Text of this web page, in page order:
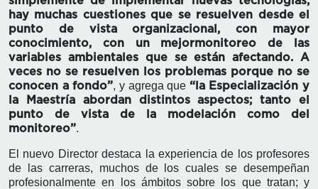
hay muchas cuestiones que se resuelven desde el
punto de vista organizacional, con mayor
conocimiento, con un mejormonitoreo de las
variables ambientales que se están afectando. A
veces no se resuelven los problemas porque no se
conocen a fondo”, y agrega que “la Especialización y
la Maestría abordan distintos aspectos; tanto el
punto de vista de la modelación como del
monitoreo”.
El nuevo Director destaca la experiencia de los profesores
de las carreras, muchos de los cuales se desempeñan
profesionalmente en los ámbitos sobre los que tratan; y